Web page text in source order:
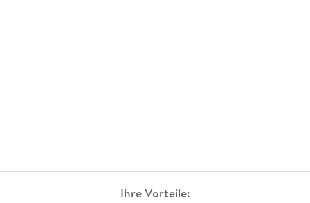
Ihre Vorteile: